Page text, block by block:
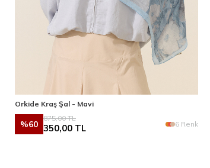
Orkide Kraş Şal - Mavi
%60
875,00TL
350,00 TL 6 Renk